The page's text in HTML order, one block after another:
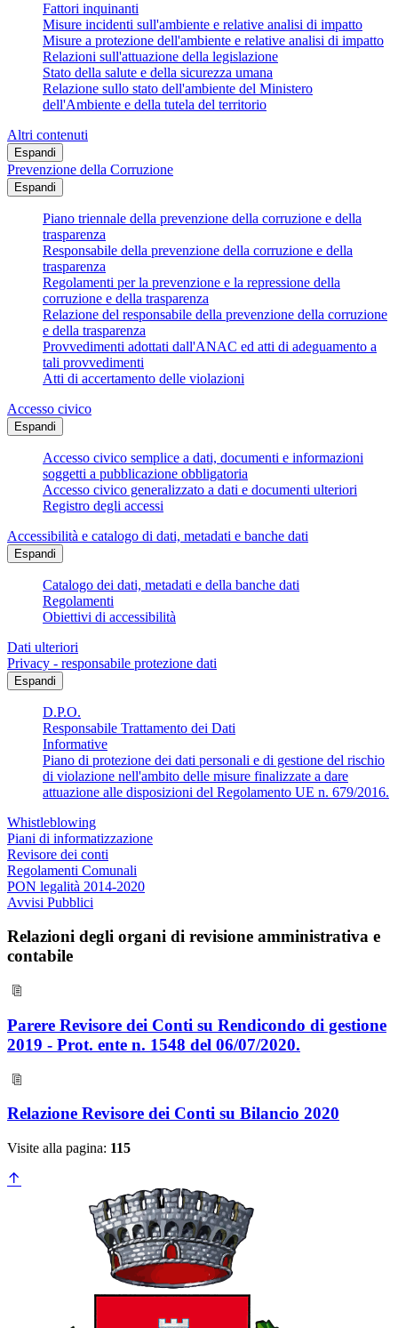
Fattori inquinanti
Misure incidenti sull'ambiente e relative analisi di impatto
Misure a protezione dell'ambiente e relative analisi di impatto
Relazioni sull'attuazione della legislazione
Stato della salute e della sicurezza umana
Relazione sullo stato dell'ambiente del Ministero
dell'Ambiente e della tutela del territorio
Altri contenuti
Espandi
Prevenzione della Corruzione
Espandi
Piano triennale della prevenzione della corruzione e della
trasparenza
Responsabile della prevenzione della corruzione e della
trasparenza
Regolamenti per la prevenzione e la repressione della
corruzione e della trasparenza
Relazione del responsabile della prevenzione della corruzione
e della trasparenza
Provvedimenti adottati dall'ANAC ed atti di adeguamento a
tali provvedimenti
Atti di accertamento delle violazioni
Accesso civico
Espandi
Accesso civico semplice a dati, documenti e informazioni
soggetti a pubblicazione obbligatoria
Accesso civico generalizzato a dati e documenti ulteriori
Registro degli accessi
Accessibilità e catalogo di dati, metadati e banche dati
Espandi
Catalogo dei dati, metadati e della banche dati
Regolamenti
Obiettivi di accessibilità
Dati ulteriori
Privacy - responsabile protezione dati
Espandi
D.P.O.
Responsabile Trattamento dei Dati
Informative
Piano di protezione dei dati personali e di gestione del rischio
di violazione nell'ambito delle misure finalizzate a dare
attuazione alle disposizioni del Regolamento UE n. 679/2016.
Whistleblowing
Piani di informatizzazione
Revisore dei conti
Regolamenti Comunali
PON legalità 2014-2020
Avvisi Pubblici
Relazioni degli organi di revisione amministrativa e
contabile
Parere Revisore dei Conti su Rendicondo di gestione
2019 - Prot. ente n. 1548 del 06/07/2020.
Relazione Revisore dei Conti su Bilancio 2020
Visite alla pagina: 115